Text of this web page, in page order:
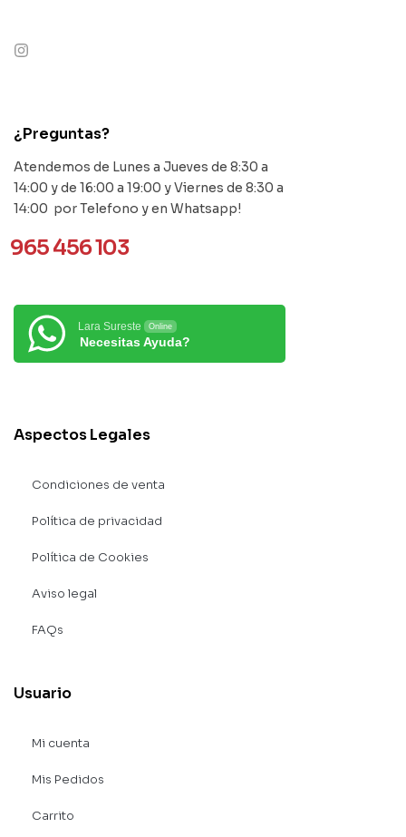
¿Preguntas?
Atendemos de Lunes a Jueves de 8:30 a
14:00 y de 16:00 a 19:00 y Viernes de 8:30 a
14:00 por Telefono y en Whatsapp!
965 456 103
Lara Sureste Online
Necesitas Ayuda?
Aspectos Legales
Condiciones de venta
Política de privacidad
Política de Cookies
Aviso legal
FAQs
Usuario
Mi cuenta
Mis Pedidos
Carrito